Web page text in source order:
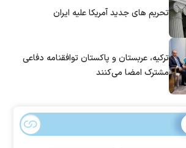
تحریم های جدید آمریکا علیه ایران
ترکیه، عربستان و پاکستان توافقنامه دفاعی
مشترک امضا می‌کنند